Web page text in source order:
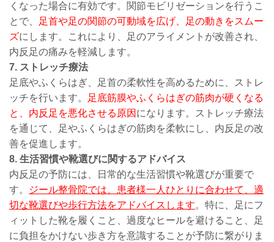
くなった場合に有効です。関節モビリゼーションを行うこ
とで、
足首や足の関節の可動域を広げ、足の動きをスムー
ズにします。これにより、足のアライメントが改善され、
内反足の痛みを軽減します。
7. ストレッチ療法
足底やふくらはぎ、足首の柔軟性を高めるために、ストレ
ッチを行います。
足底筋膜やふくらはぎの筋肉が硬くなる
と、内反足を悪化させる原因 になります。ストレッチ療法
を通じて、足やふくらはぎの筋肉を柔軟にし、内反足の改
善を促進します。
8. 生活習慣や靴選びに関するアドバイス
内反足の予防には、日常的な生活習慣や靴選びが重要で
す。
ジール整骨院では、患者様一人ひとりに合わせて、適
切な靴選びや歩行方法をアドバイスします。特に、足にフ
ィットした靴を履くこと、過度なヒールを避けること、足
に負担をかけない歩き方を意識することが予防に繋がりま